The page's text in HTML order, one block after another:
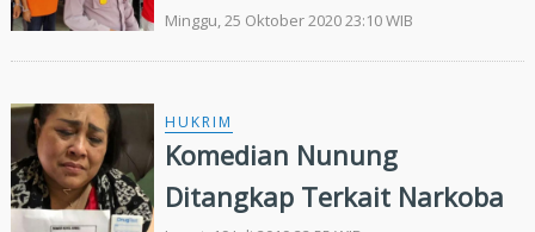
Median Jalan Tuanku
Tambusai
Minggu, 25 Oktober 2020 23:10 WIB
HUKRIM
Komedian Nunung
Ditangkap Terkait Narkoba